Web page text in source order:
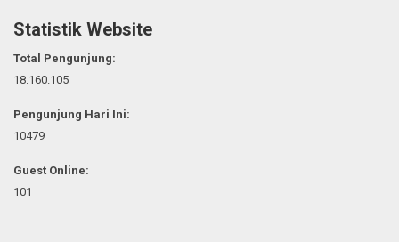
Statistik Website
Total Pengunjung:
18.160.105
Pengunjung Hari Ini:
10479
Guest Online:
101